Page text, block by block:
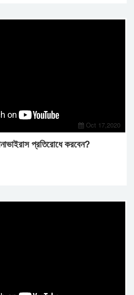
Oct 17,2020
প্রতিরোধে করবেন?